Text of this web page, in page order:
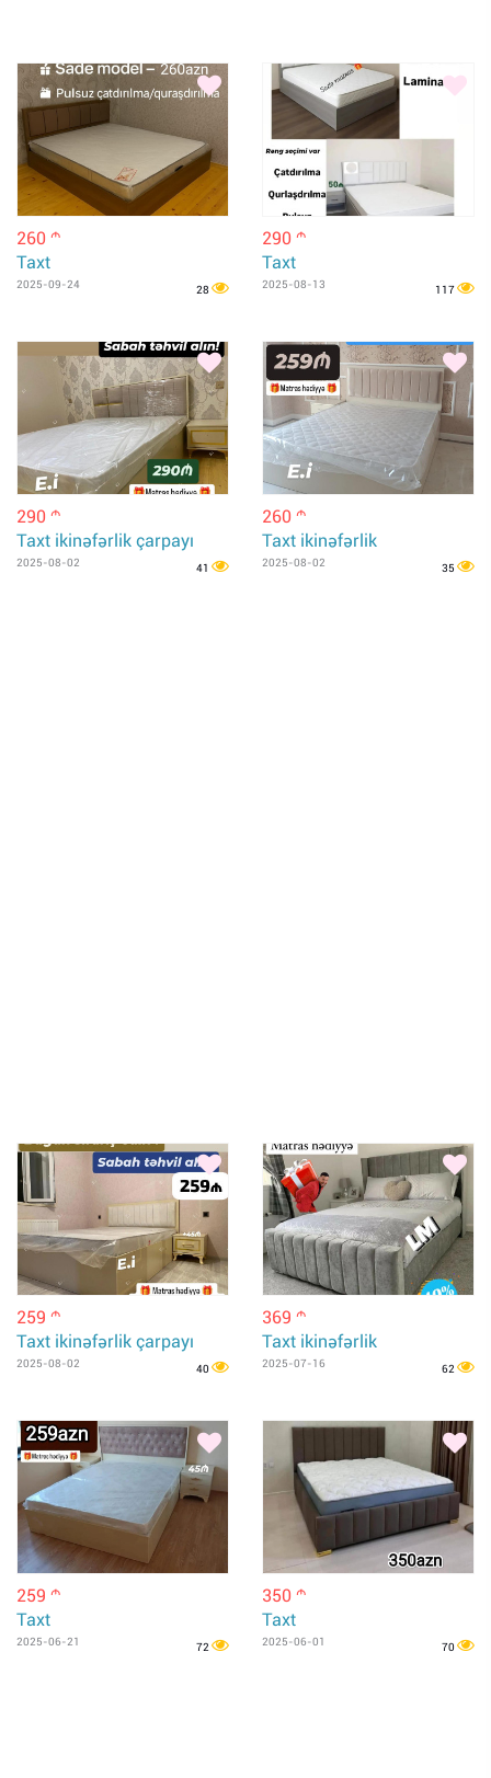
260 m
Taxt
2025-09-24 28
290 m
Taxt
2025-08-13 117
290 m
Taxt ikinəfərlik çarpayı
2025-08-02 41
260 m
Taxt ikinəfərlik
2025-08-02 35
259 m
Taxt ikinəfərlik çarpayı
2025-08-02 40
369 m
Taxt ikinəfərlik
2025-07-16 62
259 m
Taxt
2025-06-21 72
350 m
Taxt
2025-06-01 70